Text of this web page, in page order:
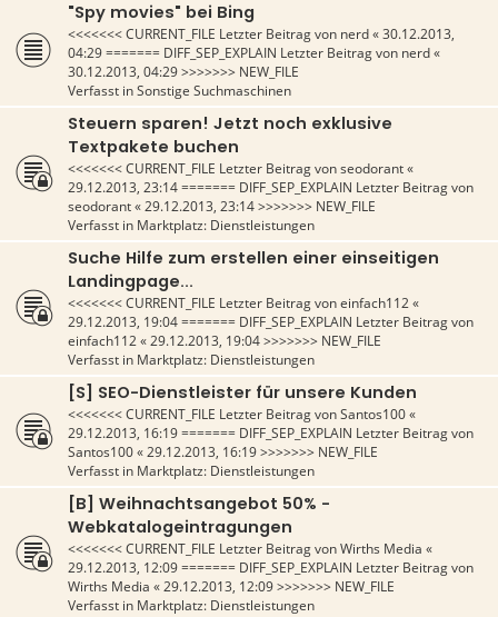
"Spy movies" bei Bing
<<<<<<< CURRENT_FILE Letzter Beitrag von nerd«30.12.2013,
04:29======= DIFF_SEP_EXPLAIN Letzter Beitrag von nerd«
30.12.2013, 04:29>>>>>>> NEW_FILE
Verfasst inSonstige Suchmaschinen
Steuern sparen! Jetzt noch exklusive
Textpakete buchen
<<<<<<< CURRENT_FILE Letzter Beitrag vonseodorant«
29.12.2013, 23:14======= DIFF_SEP_EXPLAIN Letzter Beitrag von
seodorant«29.12.2013, 23:14>>>>>>> NEW_FILE
Verfasst in Marktplatz: Dienstleistungen
Suche Hilfe zum erstellen einer einseitigen
Landingpage...
<<<<<<< CURRENT_FILE Letzter Beitrag voneinfach112«
29.12.2013, 19:04======= DIFF_SEP_EXPLAIN Letzter Beitrag von
einfach112«29.12.2013, 19:04>>>>>>> NEW_FILE
Verfasst in Marktplatz: Dienstleistungen
[S] SEO-Dienstleister für unsere Kunden
<<<<<<< CURRENT_FILE Letzter Beitrag vonSantos100«
29.12.2013, 16:19======= DIFF_SEP_EXPLAIN Letzter Beitrag von
Santos100«29.12.2013, 16:19>>>>>>> NEW_FILE
Verfasst in Marktplatz: Dienstleistungen
[B] Weihnachtsangebot 50% -
Webkatalogeintragungen
<<<<<<< CURRENT_FILE Letzter Beitrag vonWirths Media «
29.12.2013, 12:09======= DIFF_SEP_EXPLAIN Letzter Beitrag von
Wirths Media «29.12.2013, 12:09>>>>>>> NEW_FILE
Verfasst in Marktplatz: Dienstleistungen